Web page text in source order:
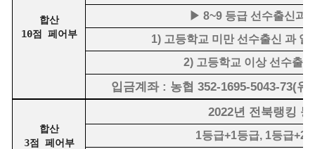
합산
10점 페어부
▶ 8~9 등급 선수출신과
1) 고등학교 미만 선수출신 과
2) 고등학교 이상 선수출
입금계좌 : 농협 352-1695-5043-73(
합산
3점 페어부
2022년 전북랭킹
1등급+1등급, 1등급+2